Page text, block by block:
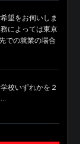
望をお伺いしま
によっては東京
での就業の場合
校いずれかを２